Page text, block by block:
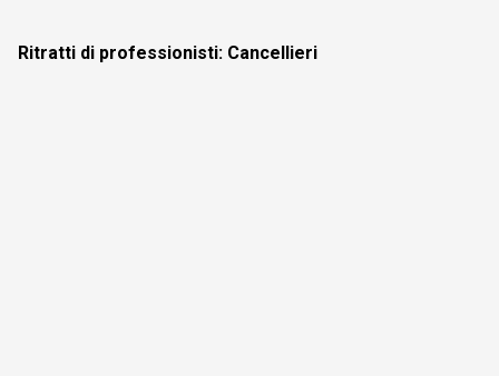
Ritratti di professionisti: Cancellieri